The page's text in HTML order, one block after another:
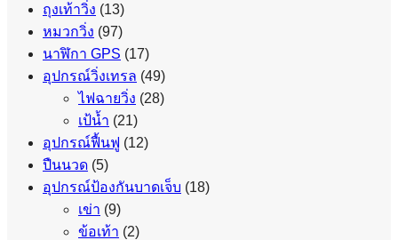
ถุงเท้าวิ่ง (13)
หมวกวิ่ง (97)
นาฬิกา GPS (17)
อุปกรณ์วิ่งเทรล (49)
ไฟฉายวิ่ง (28)
เป้น้ำ (21)
อุปกรณ์ฟื้นฟู (12)
ปืนนวด (5)
อุปกรณ์ป้องกันบาดเจ็บ (18)
เข่า (9)
ข้อเท้า (2)